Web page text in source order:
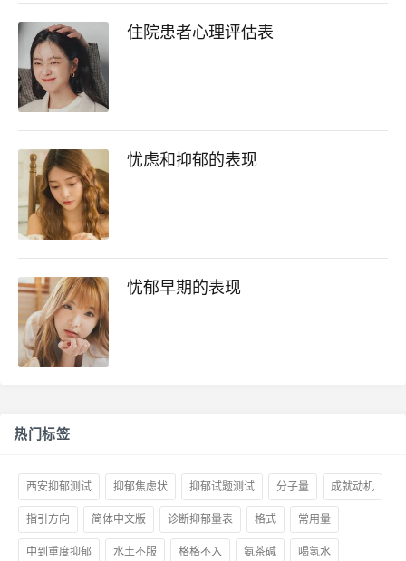
住院患者心理评估表
忧虑和抑郁的表现
忧郁早期的表现
热门标签
西安抑郁测试 抑郁焦虑状 抑郁试题测试 分子量 成就动机
指引方向 简体中文版 诊断抑郁量表 格式 常用量
中到重度抑郁 水土不服 格格不入 氨茶碱 喝氢水